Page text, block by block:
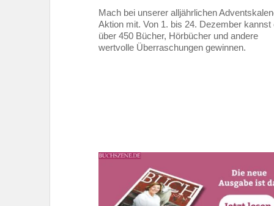
Mach bei unserer alljährlichen
Aktion mit. Von 1. bis 24. Dezember kannst
über 450 Bücher, Hörbücher und andere
wertvolle Überraschungen gewinnen.